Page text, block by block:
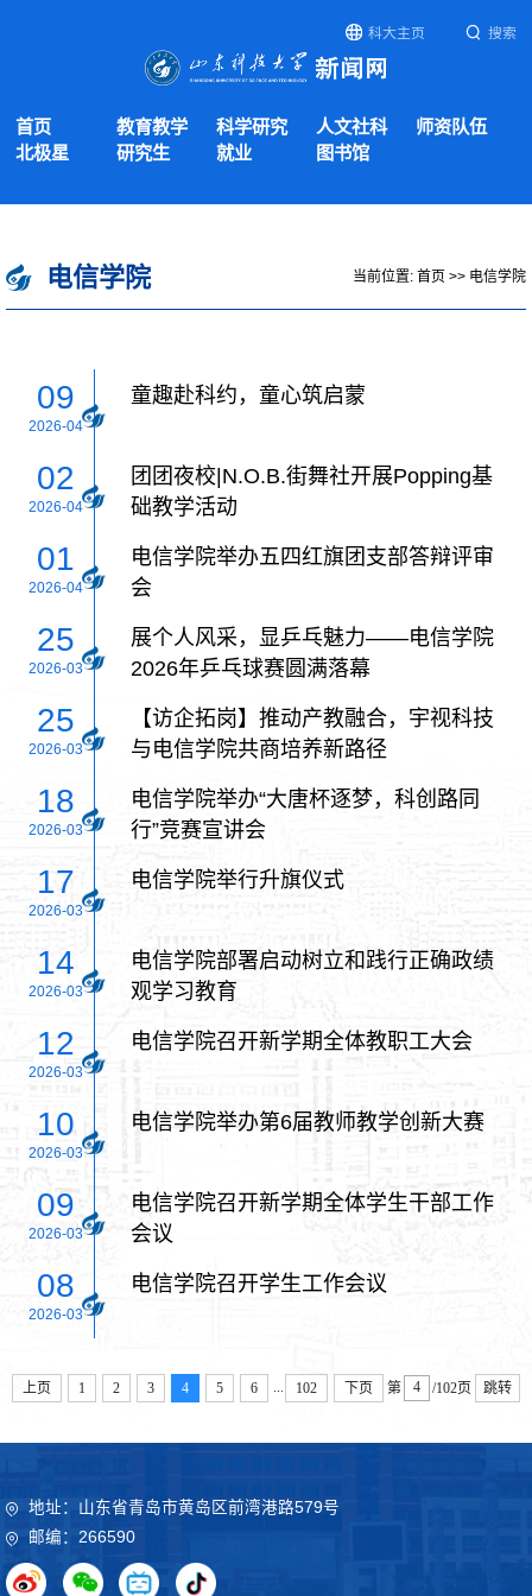
科大主页 搜索
首页 教育教学 科学研究 人文社科
师资队伍
北极星
研究生 就业 图书馆
电信学院 当前位置: 首页 >> 电信学院
09
2026-04
童趣赴科约，童心筑启蒙
02
2026-04
团团夜校|N.O.B.街舞社开展Popping基
础教学活动
01
2026-04
电信学院举办五四红旗团支部答辩评审
会
25
2026-03
展个人风采，显乒乓魅力——电信学院
2026年乒乓球赛圆满落幕
25
2026-03
【访企拓岗】推动产教融合，宇视科技
与电信学院共商培养新路径
18
2026-03
电信学院举办“大唐杯逐梦，科创路同
行”竞赛宣讲会
17
2026-03
电信学院举行升旗仪式
14
2026-03
电信学院部署启动树立和践行正确政绩
观学习教育
12
2026-03
电信学院召开新学期全体教职工大会
10
2026-03
电信学院举办第6届教师教学创新大赛
09
2026-03
电信学院召开新学期全体学生干部工作
会议
08
2026-03
电信学院召开学生工作会议
上页 1 2 3 4 5 6 102 下页 第 /102页 跳转
地址：山东省青岛市黄岛区前湾港路579号
邮编：266590